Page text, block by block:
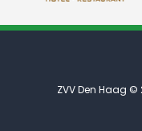
ZVV Den Haag